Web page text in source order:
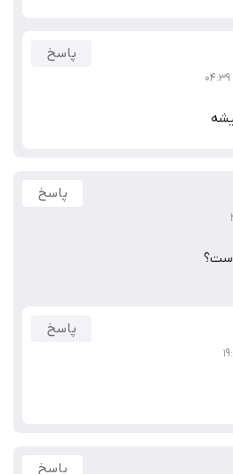
پاسخ
پاسخ
پاسخ
پاسخ